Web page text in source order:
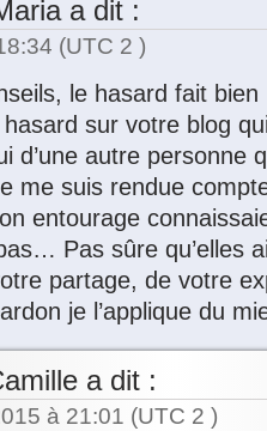
a dit :
(UTC 2 )
le hasard fait
sur votre blog
d’une autre personne
me suis rendue
entourage
Pas sûre qu’elles
partage, de votre
je l’applique du
a dit :
à 21:01 (UTC 2 )